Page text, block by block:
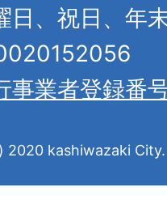
日、祝日、年
事業者登録番
2020 kashiwazaki